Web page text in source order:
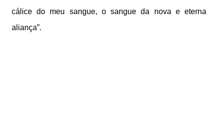
cálice do meu sangue, o sangue da nova e eterna
aliança”.